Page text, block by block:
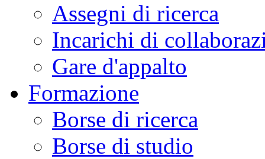
Assegni di ricerca
Incarichi di
Gare d'appalto
Formazione
Borse di ricerca
Borse di studio